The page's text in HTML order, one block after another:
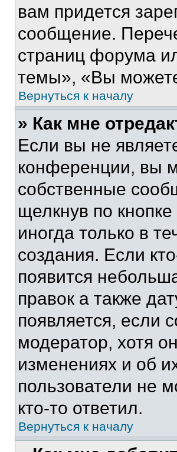
вам придется
сообщение.
страниц форума
темы», «Вы можете
Вернуться к началу
» Как мне
Если вы не
конференции, вы
собственные
щелкнув по кнопке
иногда только в
создания. Если
появится
правок а также
появляется, если
модератор, хотя
изменениях и об
пользователи не
кто-то ответил.
Вернуться к началу